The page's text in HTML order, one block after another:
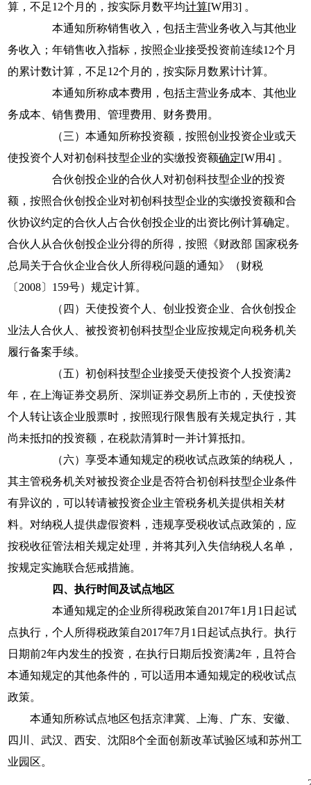
算，不足12个月的，按实际月数平均计算[W用3] 。
本通知所称销售收入，包括主营业务收入与其他业
务收入；年销售收入指标，按照企业接受投资前连续12个月
的累计数计算，不足12个月的，按实际月数累计计算。
本通知所称成本费用，包括主营业务成本、其他业
务成本、销售费用、管理费用、财务费用。
（三）本通知所称投资额，按照创业投资企业或天
使投资个人对初创科技型企业的实缴投资额确定[W用4] 。
合伙创投企业的合伙人对初创科技型企业的投资
额，按照合伙创投企业对初创科技型企业的实缴投资额和合
伙协议约定的合伙人占合伙创投企业的出资比例计算确定。
合伙人从合伙创投企业分得的所得，按照《财政部 国家税务
总局关于合伙企业合伙人所得税问题的通知》（财税
〔 2008〕 159号）规定计算。
（四）天使投资个人、创业投资企业、合伙创投企
业法人合伙人、被投资初创科技型企业应按规定向税务机关
履行备案手续。
（五）初创科技型企业接受天使投资个人投资满2
年，在上海证券交易所、深圳证券交易所上市的，天使投资
个人转让该企业股票时，按照现行限售股有关规定执行，其
尚未抵扣的投资额，在税款清算时一并计算抵扣。
（六）享受本通知规定的税收试点政策的纳税人，
其主管税务机关对被投资企业是否符合初创科技型企业条件
有异议的，可以转请被投资企业主管税务机关提供相关材
料。对纳税人提供虚假资料，违规享受税收试点政策的，应
按税收征管法相关规定处理，并将其列入失信纳税人名单，
按规定实施联合惩戒措施。
四、执行时间及试点地区
本通知规定的企业所得税政策自2017年1 月 1 日起试
点执行，个人所得税政策自2017年7月 1 日起试点执行。执行
日期前2年内发生的投资，在执行日期后投资满2年，且符合
本通知规定的其他条件的，可以适用本通知规定的税收试点
政策。
本通知所称试点地区包括京津冀、上海、广东、安徽、
四川、武汉、西安、沈阳8个全面创新改革试验区域和苏州工
业园区。